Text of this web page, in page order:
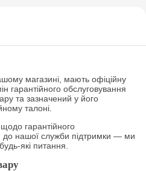
магазині, мають офіційну
гарантійного обслуговування
та зазначений у його
талоні.
гарантійного
до нашої служби підтримки — ми
які питання.